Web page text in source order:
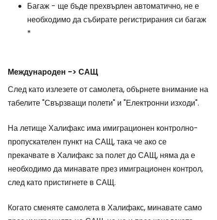
Багаж - ще бъде прехвърлен автоматично, не е
необходимо да събирате регистрирания си багаж
*
Международен -> САЩ
След като излезете от самолета, обърнете внимание на
табелите "Свързващи полети" и "Електронни изходи".
На летище Халифакс има имиграционен контролно-
пропускателен пункт на САЩ, така че ако се
прекачвате в Халифакс за полет до САЩ, няма да е
необходимо да минавате през имиграционен контрол,
след като пристигнете в САЩ.
Когато сменяте самолета в Халифакс, минавате само